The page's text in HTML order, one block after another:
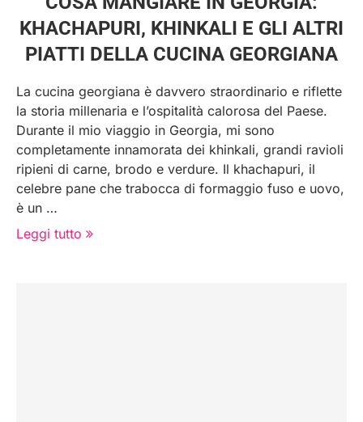
KHACHAPURI, KHINKALI E GLI ALTRI
PIATTI DELLA CUCINA GEORGIANA
La cucina georgiana è davvero straordinario e riflette
la storia millenaria e l’ospitalità calorosa del Paese.
Durante il mio viaggio in Georgia, mi sono
completamente innamorata dei khinkali, grandi ravioli
ripieni di carne, brodo e verdure. Il khachapuri, il
celebre pane che trabocca di formaggio fuso e uovo,
è un …
Leggi tutto